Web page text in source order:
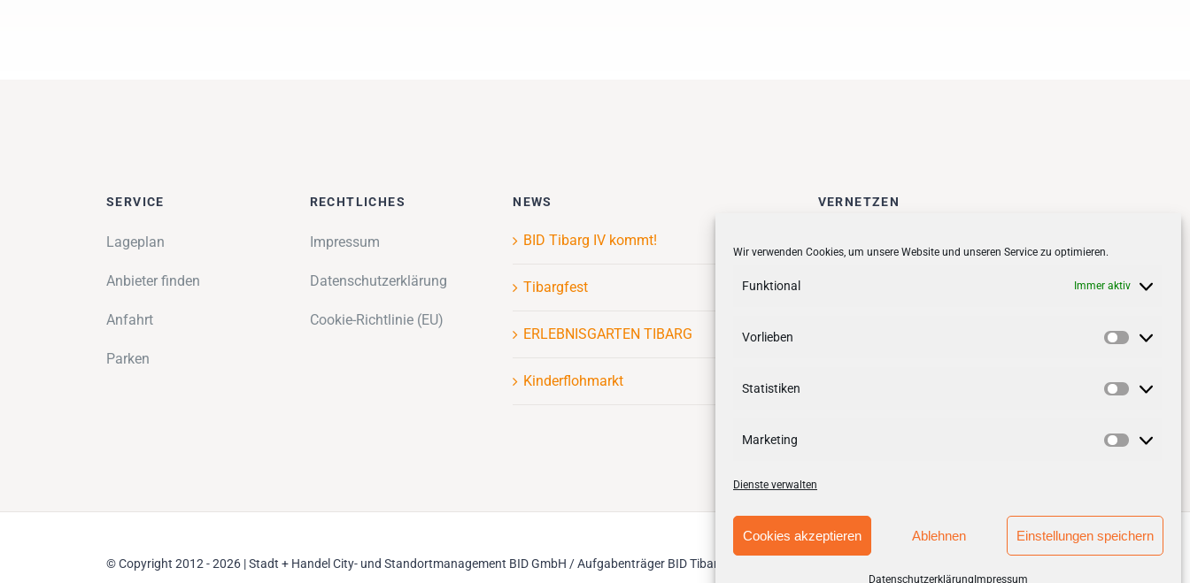
Wir verwenden Cookies, um unsere Website und unseren Service zu optimieren.
Funktional Immer aktiv
Vorlieben
Statistiken
Marketing
Dienste verwalten
Cookies akzeptieren Ablehnen Einstellungen speichern
Datenschutzerklärung Impressum
SERVICE
Lageplan
Anbieter finden
Anfahrt
Parken
RECHTLICHES
Impressum
Datenschutzerklärung
Cookie-Richtlinie (EU)
NEWS
BID Tibarg IV kommt!
Tibargfest
ERLEBNISGARTEN TIBARG
Kinderflohmarkt
VERNETZEN
Follow us onfacebook
© Copyright 2012 - 2026 | Stadt + Handel City- und Standortmanagement BID GmbH / Aufgabenträger BID Tibarg III